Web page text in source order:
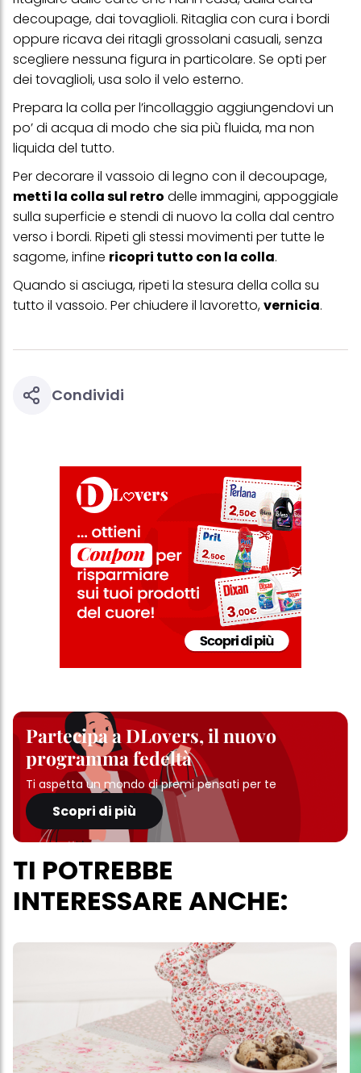
decoupage, dai tovaglioli. Ritaglia con cura i bordi
oppure ricava dei ritagli grossolani casuali, senza
scegliere nessuna figura in particolare. Se opti per
dei tovaglioli, usa solo il velo esterno.
Prepara la colla per l’incollaggio aggiungendovi un
po’ di acqua di modo che sia più fluida, ma non
liquida del tutto.
Per decorare il vassoio di legno con il decoupage,
metti la colla sul retro delle immagini, appoggiale
sulla superficie e stendi di nuovo la colla dal centro
verso i bordi. Ripeti gli stessi movimenti per tutte le
sagome, infine ricopri tutto con la colla.
Quando si asciuga, ripeti la stesura della colla su
tutto il vassoio. Per chiudere il lavoretto,vernicia.
Condividi
Partecipa a DLovers, il nuovo
programma fedeltà
Ti aspetta un mondo di premi pensati per te
Scopri di più
TI POTREBBE
INTERESSARE ANCHE:
profili per scopi di marketing personalizzato, in particolare per
visualizzare annunci pubblicitari che potrebbero interessarti
(basati, ad esempio, sui tuoi interessi identificati) su questo sito
web e altri media (di terzi) tramite i dispositivi assegnati a te o
alla tua famiglia, nonché per misurare e ottimizzare il successo
delle campagne pubblicitarie.
Puoi trovare maggiori informazioni sul trattamento dei tuoi dati
nella nostra Informativa sulla protezione dei dati collegata nel piè
di pagina (Sezione "Cookie, Pixel, Impronte digitali e tecnologie
simili"). Puoi revocare il tuo consenso in qualsiasi momento con
sezione "Impostazioni cookie" collegata nel piè di pagina. Per
ulteriori informazioni sui cookie utilizzati su questo sito Web, in
particolare sul loro periodo di conservazione, consultare le
informazioni dettagliate su ciascun cookie disponibili facendo
clic su "modifica" di seguito".
Se fai clic su "Modifica" potrai trovare maggiori informazioni sul
più degli scopi sopra menzionati. Cliccando su "Accetta tutto",
acconsenti all'uso dei cookie e al trattamento dei tuoi dati
personali per tutte le finalità sopra indicate. Se fai clic su "Rifiuta",